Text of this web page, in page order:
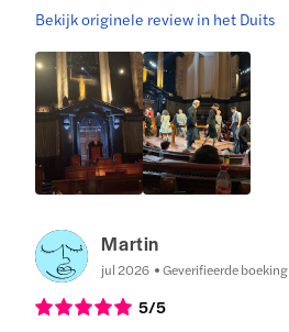
Bekijk originele review in het Duits
Martin
jul 2026 Geverifieerde boeking
5/5